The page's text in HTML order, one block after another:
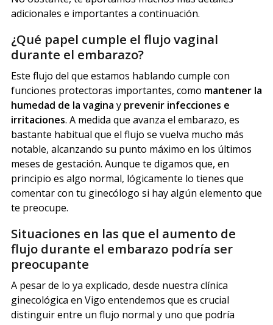
adicionales e importantes a continuación.
¿Qué papel cumple el flujo vaginal
durante el embarazo?
Este flujo del que estamos hablando cumple con
funciones protectoras importantes, como mantener la
humedad de la vagina yprevenir infecciones e
irritaciones. A medida que avanza el embarazo, es
bastante habitual que el flujo se vuelva mucho más
notable, alcanzando su punto máximo en los últimos
meses de gestación. Aunque te digamos que, en
principio es algo normal, lógicamente lo tienes que
comentar con tu ginecólogo si hay algún elemento que
te preocupe.
Situaciones en las que el aumento de
flujo durante el embarazo podría ser
preocupante
A pesar de lo ya explicado, desde nuestra clínica
ginecológica en Vigo entendemos que es crucial
distinguir entre un flujo normal y uno que podría